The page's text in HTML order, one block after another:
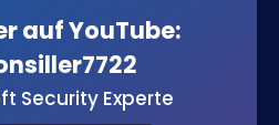
auf YouTube:
Security Experte